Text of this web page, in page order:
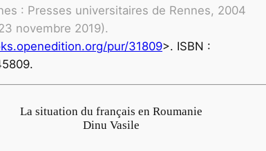
: Presses universitaires de Rennes, 2004
novembre 2019).
pur/31809>. ISBN :
La situation du français en Roumanie
Dinu Vasile